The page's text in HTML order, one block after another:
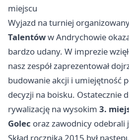
miejscu
Wyjazd na turniej
Talentóww Andrychowie
bardzo udany. W imprezie
nasz zespół zaprezentował
budowanie akcji i umiejętność
decyzji na boisku. Ostatecznie
rywalizację na wysokim 3.
Golec oraz zawodnicy